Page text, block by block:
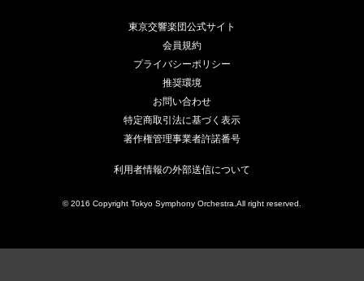
東京交響楽団公式サイト
会員規約
プライバシーポリシー
推奨環境
お問い合わせ
特定商取引法に基づく表示
著作権管理事業者許諾番号
利用者情報の外部送信について
© 2016 Copyright Tokyo Symphony Orchestra.All right reserved.